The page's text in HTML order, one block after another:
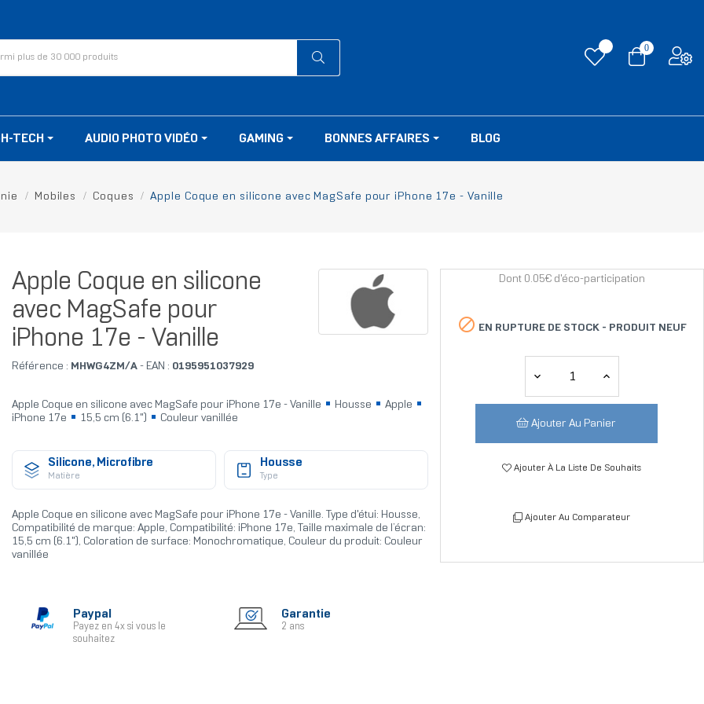
0
TECH AUDIO PHOTO VIDÉO GAMING BONNES AFFAIRES BLOG
Mobiles Coques Apple Coque en silicone avec MagSafe pour iPhone 17e - Vanille
Apple Coque en silicone
avec MagSafe pour
iPhone 17e - Vanille
Référence : MHWG4ZM/A- EAN : 0195951037929
Apple Coque en silicone avec MagSafe pour iPhone 17e - Vanille Housse
Apple
iPhone 17e
15,5 cm (6.1") Couleur vanillée
Silicone, Microfibre
Matière
Housse
Type
Apple Coque en silicone avec MagSafe pour iPhone 17e - Vanille. Type d'étui: Housse,
Compatibilité de marque: Apple, Compatibilité: iPhone 17e, Taille maximale de l’écran:
15,5 cm (6.1"), Coloration de surface: Monochromatique, Couleur du produit: Couleur
vanillée
Paypal
Payez en 4x si vous le
souhaitez
Garantie
2 ans
Dont 0.05€ d'éco-participation
 EN RUPTURE DE STOCK - PRODUIT NEUF
Ajouter Au Panier
Ajouter À La Liste De Souhaits
Ajouter Au Comparateur